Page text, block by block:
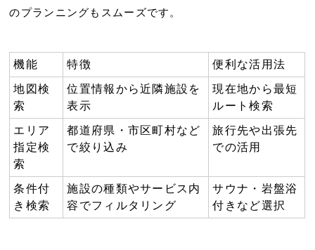
のプランニングもスムーズです。
機能 特徴 便利な活用法
地図検
索
位置情報から近隣施設を
表示
現在地から最短
ルート検索
エリア
指定検
索
都道府県・市区町村など
で絞り込み
旅行先や出張先
での活用
条件付
き検索
施設の種類やサービス内
容でフィルタリング
サウナ・岩盤浴
付きなど選択